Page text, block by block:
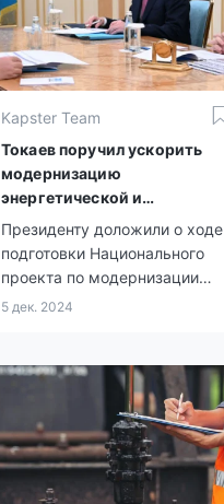
Kapster Team
Токаев поручил ускорить
модернизацию
энергетической и
коммунальной
инфраструктуры
Президенту доложили о ходе
подготовки Национального
проекта по модернизации
инфраструктуры
5 дек. 2024